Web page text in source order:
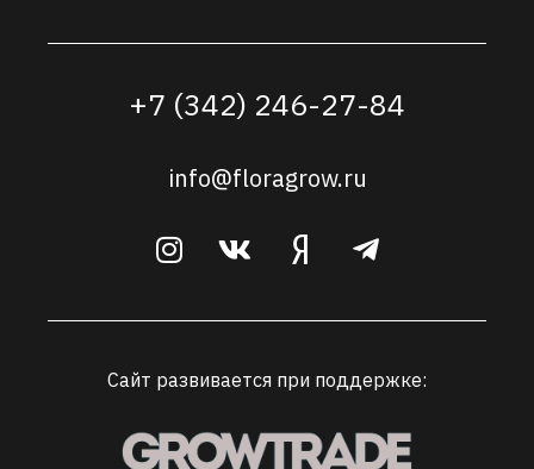
+7 (342) 246-27-84
info@floragrow.ru
Сайт развивается при поддержке: